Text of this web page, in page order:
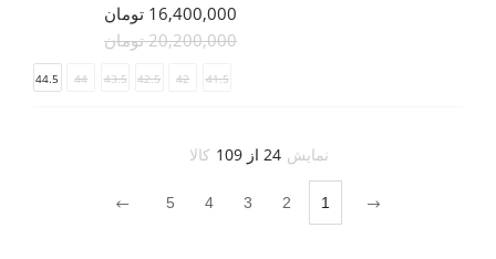
16,400,000 تومان
20,200,000 تومان
41.5
42
42.5
43.5
44
44.5
نمایش 24 از 109 کالا
1
2
3
4
5